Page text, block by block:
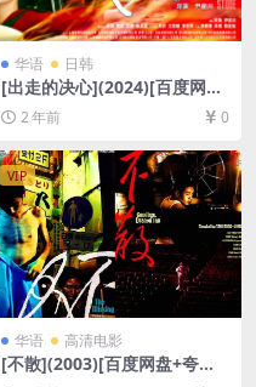
华语 日韩
[出走的决心](2024)[百度网盘
+夸克网盘1080P/4K超清未删
减资源][网盘在线播放/下载]
2 年前 0
VIP
华语 高清电影
[不散](2003)[百度网盘+夸克